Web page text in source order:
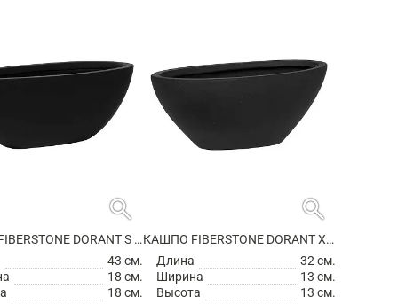
search
КАШПО FIBERSTONE DORANT S MATT BLACK
43 см.
18 см.
18 см.
search
КАШПО FIBERSTONE DORANT XS MATT BLACK
Длина
32 см.
Ширина
13 см.
Высота
13 см.